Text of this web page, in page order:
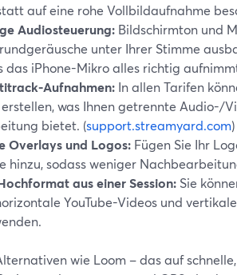
auf eine rohe Vollbildaufnahme
Audiosteuerung: Bildschirmton und
unter Ihrer Stimme
das iPhone-Mikro alles richtig
Aufnahmen: In allen Tarifen
was Ihnen getrennte Audio-/
bietet. (support.streamyard.com)
Overlays und Logos: Fügen Sie Ihr
hinzu, sodass weniger
aus einer Session: Sie
YouTube-Videos und
wie Loom – das auf